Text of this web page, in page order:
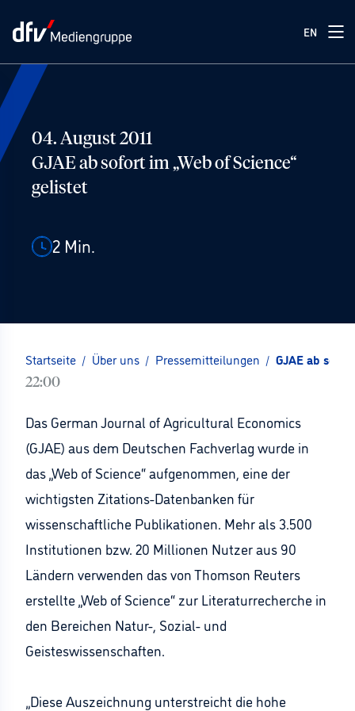
EN
04. August 2011
GJAE ab sofort im „Web of Science“
gelistet
2 Min.
Startseite / Über uns / Pressemitteilungen / GJAE ab
22:00
Das German Journal of Agricultural Economics
(GJAE) aus dem Deutschen Fachverlag wurde in
das „Web of Science“ aufgenommen, eine der
wichtigsten Zitations-Datenbanken für
wissenschaftliche Publikationen. Mehr als 3.500
Institutionen bzw. 20 Millionen Nutzer aus 90
Ländern verwenden das von Thomson Reuters
erstellte „Web of Science“ zur Literaturrecherche in
den Bereichen Natur-, Sozial- und
Geisteswissenschaften.
„Diese Auszeichnung unterstreicht die hohe